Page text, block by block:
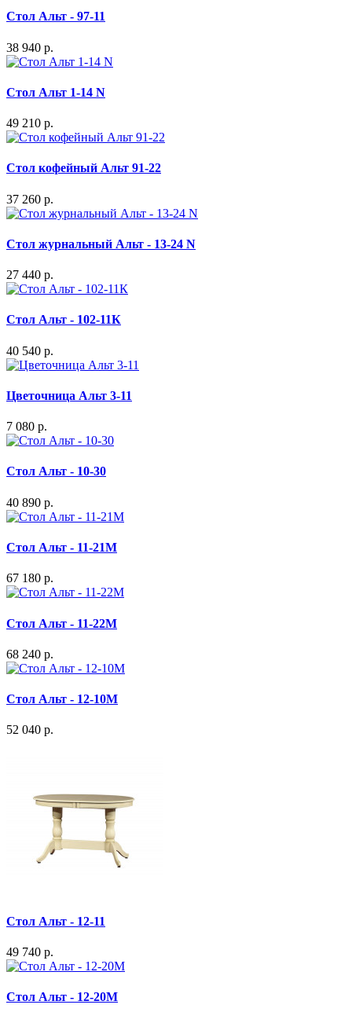
Стол Альт - 97-11
38 940 р.
Стол Альт 1-14 N
49 210 р.
Стол кофейный Альт 91-22
37 260 р.
Стол журнальный Альт - 13-24 N
27 440 р.
Стол Альт - 102-11К
40 540 р.
Цветочница Альт 3-11
7 080 р.
Стол Альт - 10-30
40 890 р.
Стол Альт - 11-21М
67 180 р.
Стол Альт - 11-22М
68 240 р.
Стол Альт - 12-10М
52 040 р.
Стол Альт - 12-11
49 740 р.
Стол Альт - 12-20М